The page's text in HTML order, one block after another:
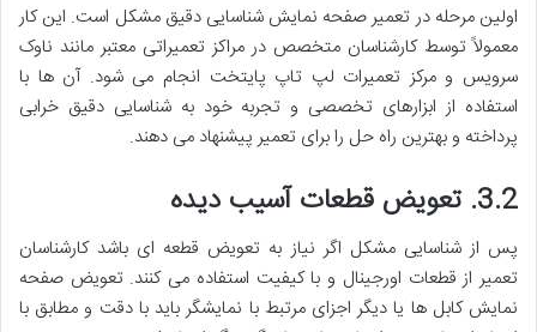
اولین مرحله در تعمیر صفحه نمایش شناسایی دقیق مشکل است. این کار
معمولاً توسط کارشناسان متخصص در مراکز تعمیراتی معتبر مانند ناوک
سرویس و مرکز تعمیرات لپ تاپ پایتخت انجام می شود. آن ها با
استفاده از ابزارهای تخصصی و تجربه خود به شناسایی دقیق خرابی
پرداخته و بهترین راه حل را برای تعمیر پیشنهاد می دهند.
3.2. تعویض قطعات آسیب دیده
پس از شناسایی مشکل اگر نیاز به تعویض قطعه ای باشد کارشناسان
تعمیر از قطعات اورجینال و با کیفیت استفاده می کنند. تعویض صفحه
نمایش کابل ها یا دیگر اجزای مرتبط با نمایشگر باید با دقت و مطابق با